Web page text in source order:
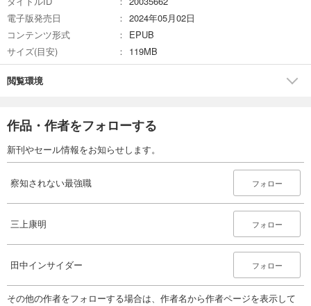
電子版発売日
2024年05月02日
コンテンツ形式
EPUB
サイズ(目安)
119MB
閲覧環境
作品・作者をフォローする
新刊やセール情報をお知らせします。
察知されない最強職 フォロー
三上康明 フォロー
田中インサイダー フォロー
その他の作者をフォローする場合は、作者名から作者ページを表示して